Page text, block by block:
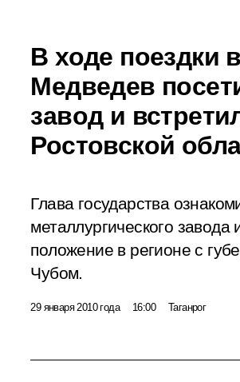
В ходе поездки
Медведев
завод и
Ростовской
Глава государства
металлургического
положение в регионе с
Чубом.
29 января 2010 года 16:00 Таганрог